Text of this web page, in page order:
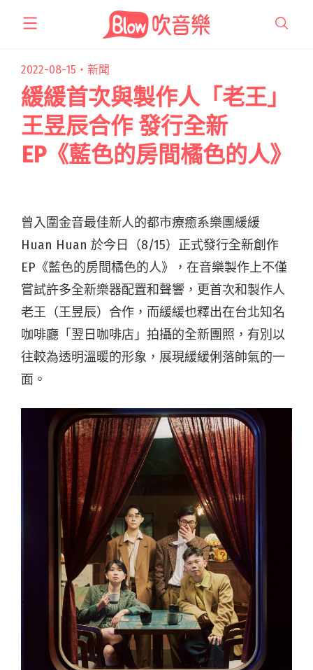
2022-08-15・ 新聞
緩緩首次與製作人「老王」
王昱辰合作 發行全新
EP《藍色的房間橘色的人》
曾入圍金音最佳新人的都市療癒系樂團緩緩
Huan Huan 於今日（8/15）正式發行全新創作
EP《藍色的房間橘色的人》，在音樂製作上不僅
嘗試許多全新樂器配置和聲響，更首次和製作人
老王（王昱辰）合作，而緩緩也釋出在台北知名
咖啡廳「翌日咖啡店」拍攝的全新團照，有別以
往較為透明溫暖的形象，展現緩緩俐落帥氣的一
面。